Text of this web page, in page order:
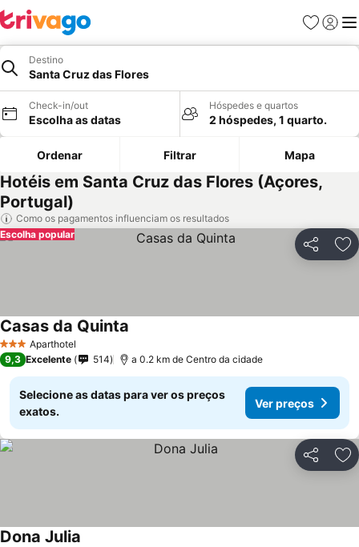
Favoritos
Iniciar
Destino
Santa Cruz das Flores
Check-in/out
Escolha as datas
Hóspedes e quartos
2 hóspedes, 1 quarto.
Ordenar Filtrar Mapa
Hotéis em Santa Cruz das Flores (Açores,
Portugal)
Como os pagamentos influenciam os resultados
Partilhar
Escolha popular
3 EstrelasAparthotel
Casas da Quinta
9,3 Excelente 514 a 0.2 km de Centro da cidade
Selecione as datas para ver os preços
exatos.
Ver preços
Partilhar
Dona Julia